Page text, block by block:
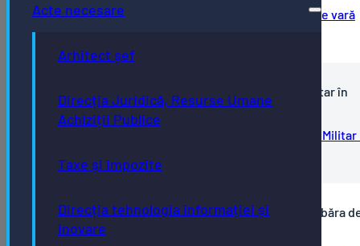
Acte necesare
Arhitect șef
Direcția Juridică, Resurse Umane
Achiziții Publice
Taxe și impozite
Direcția tehnologia informației și
inovare
Anunţ achiziție în cadrul proiectului Tabăra de vară
Anunț achiziție produse în cadrul proiectului "Militar în
devenire"
Anunt achizitie produse in cadrul proiectului Militar
Anunț achiziție materiale în cadrul proiectului "Tabăra
creație și dezvoltare personală"